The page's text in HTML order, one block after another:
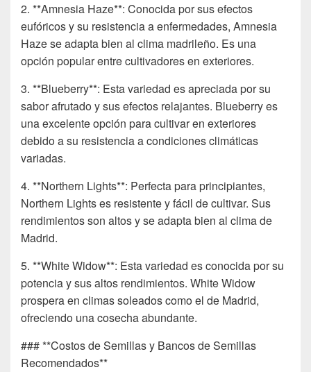
2. **Amnesia Haze**: Conocida por sus efectos
eufóricos y su resistencia a enfermedades, Amnesia
Haze se adapta bien al clima madrileño. Es una
opción popular entre cultivadores en exteriores.
3. **Blueberry**: Esta variedad es apreciada por su
sabor afrutado y sus efectos relajantes. Blueberry es
una excelente opción para cultivar en exteriores
debido a su resistencia a condiciones climáticas
variadas.
4. **Northern Lights**: Perfecta para principiantes,
Northern Lights es resistente y fácil de cultivar. Sus
rendimientos son altos y se adapta bien al clima de
Madrid.
5. **White Widow**: Esta variedad es conocida por su
potencia y sus altos rendimientos. White Widow
prospera en climas soleados como el de Madrid,
ofreciendo una cosecha abundante.
### **Costos de Semillas y Bancos de Semillas
Recomendados**